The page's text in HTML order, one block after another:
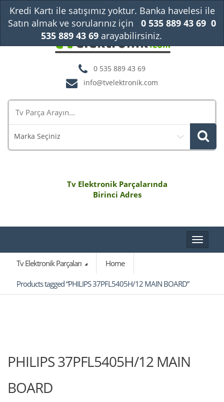
0 535 889 43 69
info@tvelektronik.com
Marka Seçiniz
Tv Elektronik Parçalarında
Birinci Adres
Toggle
Tv Elektronik Parçaları
Home
Products tagged “PHILIPS 37PFL5405H/12 MAIN BOARD”
PHILIPS 37PFL5405H/12 MAIN
BOARD
Kredi Kartı ile satışımız yoktur. Banka havelesi ile
Satın almak ve sorularınız için
0 535 889 43 69 0
535 889 43 69arayabilirsiniz.